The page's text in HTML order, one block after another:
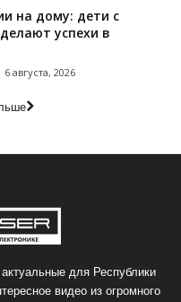
на дому: дети с
успехи в
6 августа, 2026
для Республики
видео из огромного